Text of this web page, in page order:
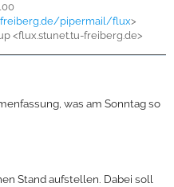
pipermail/flux>
<flux.stunet.tu-freiberg.de>
was am Sonntag so
Stand aufstellen. Dabei soll